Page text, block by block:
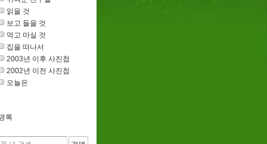
읽을 것
보고 들을 것
먹고 마실 것
집을 떠나서
2003년 이후 사진첩
2002년 이전 사진첩
오늘은
록